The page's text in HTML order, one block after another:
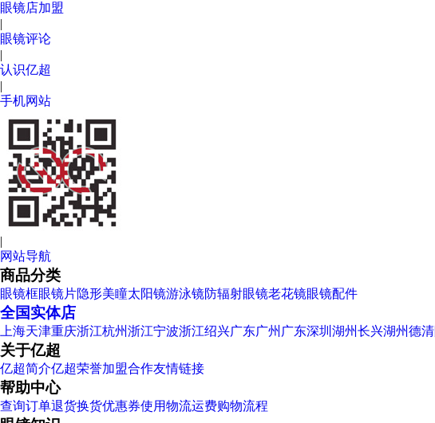
眼镜店加盟
|
眼镜评论
|
认识亿超
|
手机网站
|
网站导航
商品分类
眼镜框眼镜片隐形美瞳太阳镜游泳镜防辐射眼镜老花镜眼镜配件
全国实体店
上海天津重庆浙江杭州浙江宁波浙江绍兴广东广州 广东深圳 湖州长兴湖州德清
关于亿超
亿超简介亿超荣誉加盟合作友情链接
帮助中心
查询订单退货换货优惠券使用物流运费购物流程